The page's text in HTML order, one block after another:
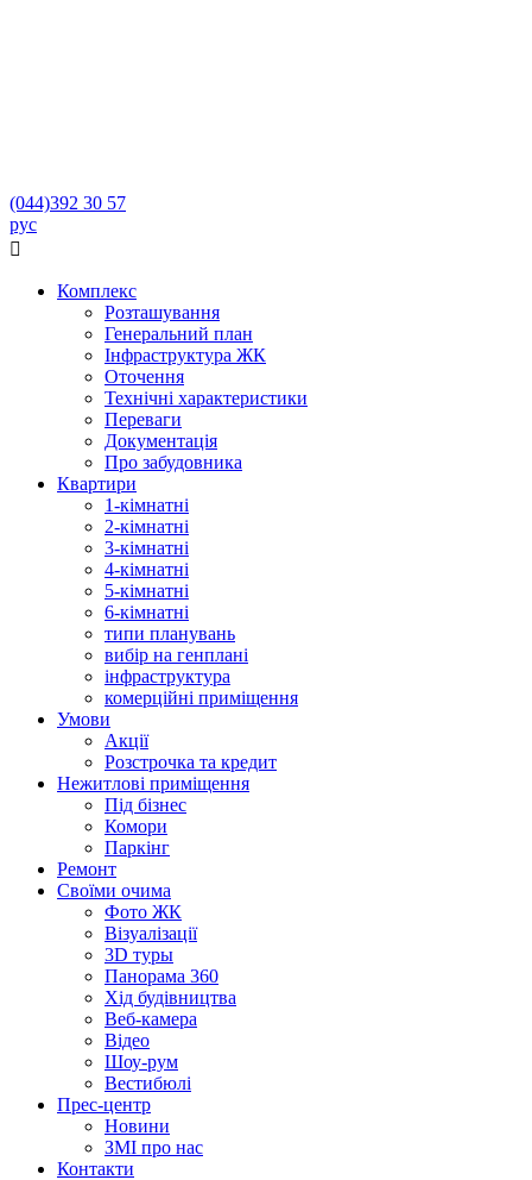
(044)392 30 57
рус

Комплекс
Розташування
Генеральний план
Інфраструктура ЖК
Оточення
Технічні характеристики
Переваги
Документація
Про забудовника
Квартири
1-кімнатні
2-кімнатні
3-кімнатні
4-кімнатні
5-кімнатні
6-кімнатні
типи планувань
вибір на генплані
інфраструктура
комерційні приміщення
Умови
Акції
Розстрочка та кредит
Нежитлові приміщення
Під бізнес
Комори
Паркінг
Ремонт
Своїми очима
Фото ЖК
Візуалізації
3D туры
Панорама 360
Хід будівництва
Веб-камера
Відео
Шоу-рум
Вестибюлі
Прес-центр
Новини
ЗМІ про нас
Контакти